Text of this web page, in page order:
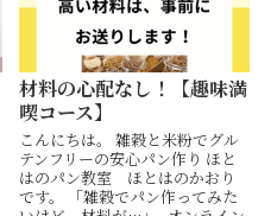
材料の心配なし！【趣味満
喫コース】
こんにちは。 雑穀と米粉でグル
テンフリーの安心パン作り ほと
はのパン教室 ほとはのかおり
です。 「雑穀でパン作ってみた